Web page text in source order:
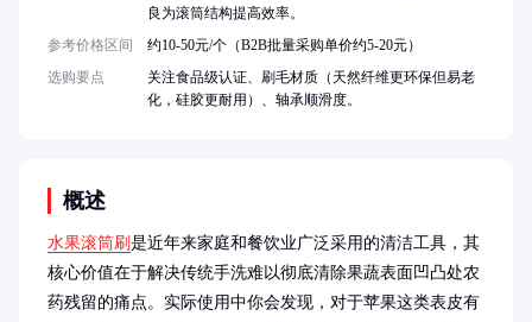
概述
水果滚筒刷 是近年来家庭和餐饮业广泛采用的清洁工具，其
核心价值在于解决传统手洗难以彻底清除果蔬表面凹凸处农
药残留的痛点。实际使用中你会发现，对于苹果这类表皮有
良为滚筒结构提高效率。
参考价格区间
约10-50元/个（B2B批量采购单价约5-20元）
选购要点
关注食品级认证、刷毛材质（天然纤维更环保但易老
化，硅胶更耐用）、轴承顺滑度。